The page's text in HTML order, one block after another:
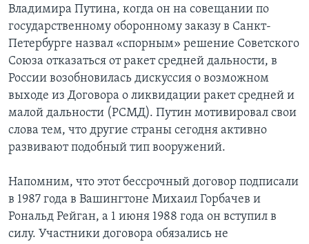
Владимира Путина, когда он на совещании по
государственному оборонному заказу в Санкт-
Петербурге назвал «спорным» решение Советского
Союза отказаться от ракет средней дальности, в
России возобновилась дискуссия о возможном
выходе из Договора о ликвидации ракет средней и
малой дальности (РСМД). Путин мотивировал свои
слова тем, что другие страны сегодня активно
развивают подобный тип вооружений.
Напомним, что этот бессрочный договор подписали
в 1987 года в Вашингтоне Михаил Горбачев и
Рональд Рейган, а 1 июня 1988 года он вступил в
силу. Участники договора обязались не